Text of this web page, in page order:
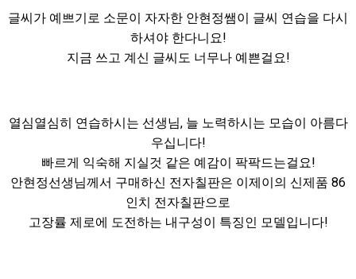
글씨가 예쁘기로 소문이 자자한 안현정쌤이 글씨 연습을 다시
하셔야 한다니요!
지금 쓰고 계신 글씨도 너무나 예쁜걸요!
열심열심히 연습하시는 선생님, 늘 노력하시는 모습이 아름다
우십니다!
빠르게 익숙해 지실것 같은 예감이 팍팍드는걸요!
안현정선생님께서 구매하신 전자칠판은 이제이의 신제품 86
인치 전자칠판으로
고장률 제로에 도전하는 내구성이 특징인 모델입니다!